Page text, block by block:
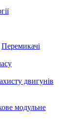
Перемикачі
двигунів
модульне